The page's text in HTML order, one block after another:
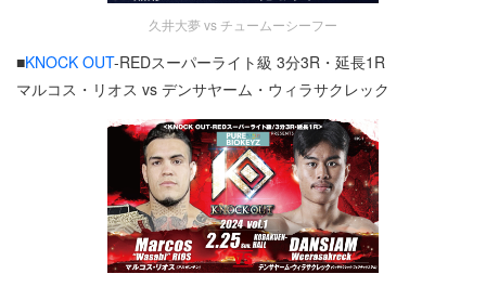
久井大夢 vs チュームーシーフー
■KNOCK OUT-REDスーパーライト級 3分3R・延長1R
マルコス・リオス vs デンサヤーム・ウィラサクレック